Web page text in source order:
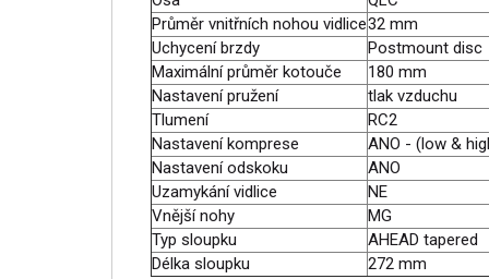
Průměr vnitřních nohou vidlice32 mm
Uchycení brzdy
Postmount disc
Maximální průměr kotouče
180 mm
Nastavení pružení
tlak vzduchu
Tlumení
RC2
Nastavení komprese
ANO - (low &
Nastavení odskoku
ANO
Uzamykání vidlice
NE
Vnější nohy
MG
Typ sloupku
AHEAD tapered
Délka sloupku
272 mm